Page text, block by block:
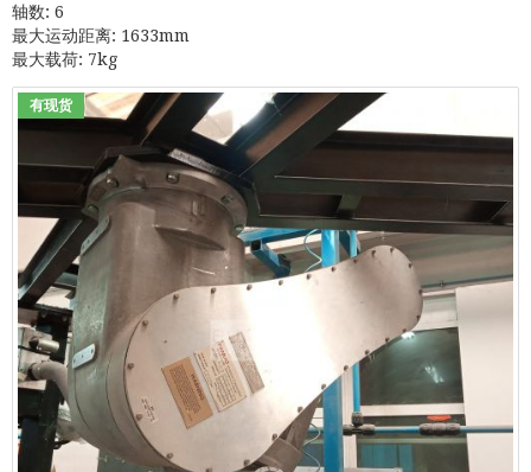
轴数: 6
最大运动距离: 1633mm
最大载荷: 7kg
有现货